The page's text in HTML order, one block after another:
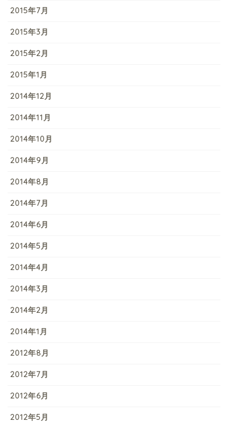
2015年7月
2015年3月
2015年2月
2015年1月
2014年12月
2014年11月
2014年10月
2014年9月
2014年8月
2014年7月
2014年6月
2014年5月
2014年4月
2014年3月
2014年2月
2014年1月
2012年8月
2012年7月
2012年6月
2012年5月